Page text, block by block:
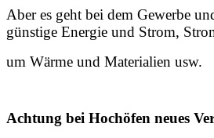
Aber es geht bei dem Gewerbe
günstige Energie und Strom,
um Wärme und Materialien usw.
Achtung bei Hochöfen neues